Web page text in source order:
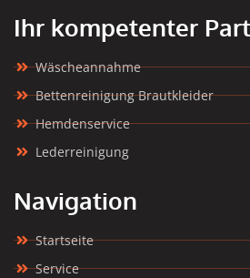
Ihr kompetenter
Wäscheannahme
Bettenreinigung Brautkleider
Hemdenservice
Lederreinigung
Navigation
Startseite
Service